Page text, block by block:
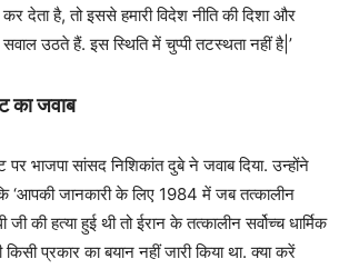
कर देता है, तो इससे हमारी विदेश नीति की दिशा और
सवाल उठते हैं. इस स्थिति में चुप्पी तटस्थता नहीं है|’
का जवाब
पर भाजपा सांसद निशिकांत दुबे ने जवाब दिया. उन्होंने
‘आपकी जानकारी के लिए 1984 में जब तत्कालीन
जी की हत्या हुई थी तो ईरान के तत्कालीन सर्वोच्च धार्मिक
प्रकार का बयान नहीं जारी किया था. क्या करें